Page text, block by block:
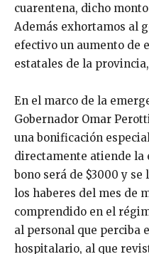
cuarentena, dicho
Además exhortamos al
efectivo un aumento de
estatales de la
En el marco de la
Gobernador Omar
una bonificación
directamente atiende la
bono será de $3000 y
los haberes del mes de
comprendido en el
al personal que perciba
hospitalario, al que